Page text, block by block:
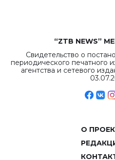
“ZTB NEWS”
Свидетельство о
периодического печатного
агентства и сетевого
О